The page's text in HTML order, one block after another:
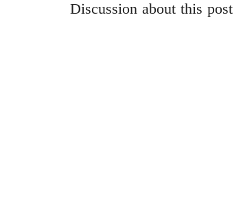
Discussion about this post